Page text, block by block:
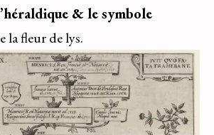
& le symbole
la fleur de lys.